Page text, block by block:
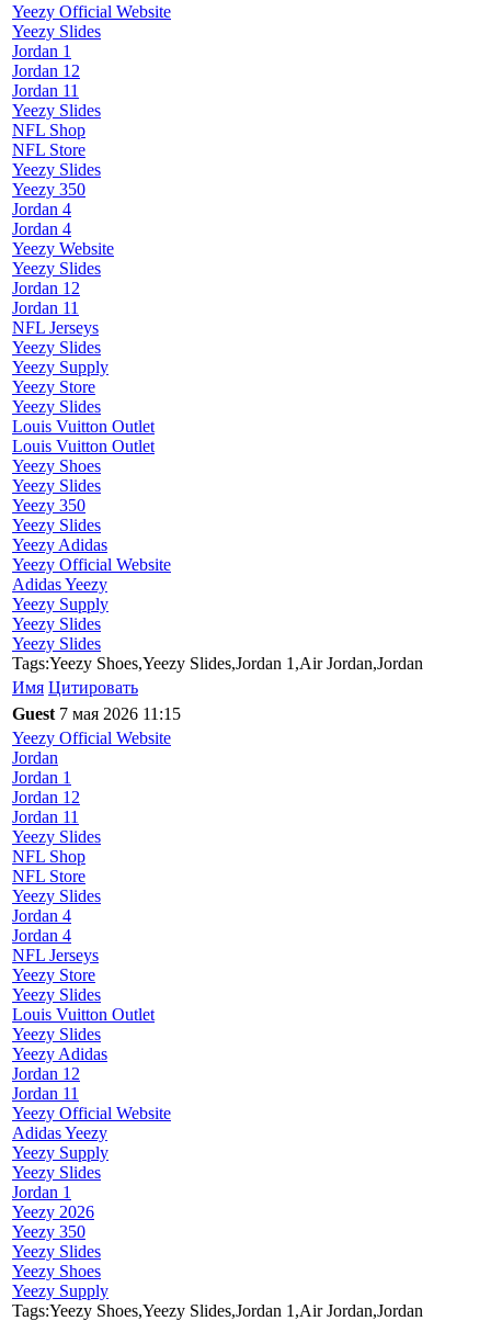
Yeezy Official Website
Yeezy Slides
Jordan 1
Jordan 12
Jordan 11
Yeezy Slides
NFL Shop
NFL Store
Yeezy Slides
Yeezy 350
Jordan 4
Jordan 4
Yeezy Website
Yeezy Slides
Jordan 12
Jordan 11
NFL Jerseys
Yeezy Slides
Yeezy Supply
Yeezy Store
Yeezy Slides
Louis Vuitton Outlet
Louis Vuitton Outlet
Yeezy Shoes
Yeezy Slides
Yeezy 350
Yeezy Slides
Yeezy Adidas
Yeezy Official Website
Adidas Yeezy
Yeezy Supply
Yeezy Slides
Yeezy Slides
Tags:Yeezy Shoes,Yeezy Slides,Jordan 1,Air Jordan,Jordan
Имя Цитировать
Guest 7 мая 2026 11:15
Yeezy Official Website
Jordan
Jordan 1
Jordan 12
Jordan 11
Yeezy Slides
NFL Shop
NFL Store
Yeezy Slides
Jordan 4
Jordan 4
NFL Jerseys
Yeezy Store
Yeezy Slides
Louis Vuitton Outlet
Yeezy Slides
Yeezy Adidas
Jordan 12
Jordan 11
Yeezy Official Website
Adidas Yeezy
Yeezy Supply
Yeezy Slides
Jordan 1
Yeezy 2026
Yeezy 350
Yeezy Slides
Yeezy Shoes
Yeezy Supply
Tags:Yeezy Shoes,Yeezy Slides,Jordan 1,Air Jordan,Jordan